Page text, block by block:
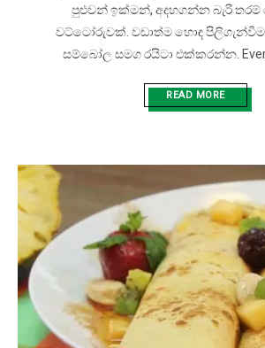
පුළුවන් ඉක්මන්, අදහගන්න බැරි තරම්
වට්ටෝරුවක්. වඩාත්ම හොඳ
සම්බෝල සමග රයිටා එක්කරන්න.
READ MORE